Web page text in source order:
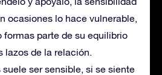
ocasiones lo hace vulnerable,
formas parte de su equilibrio
lazos de la relación.
ser sensible, si se siente